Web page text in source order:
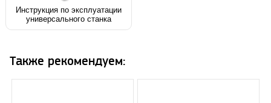
Инструкция по эксплуатации
универсального станка
Также рекомендуем: